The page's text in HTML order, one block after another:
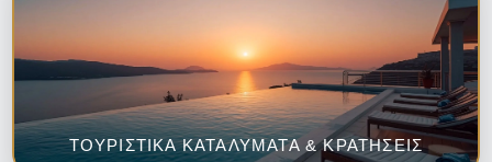
ΤΟΥΡΙΣΤΙΚΑ ΚΑΤΑΛΥΜΑΤΑ & ΚΡΑΤΗΣΕΙΣ